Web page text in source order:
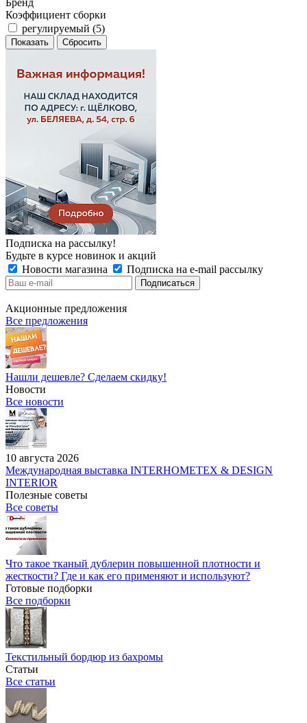
Бренд
Коэффициент сборки
регулируемый (5)
Сбросить
Подписка на рассылку!
Будьте в курсе новинок и акций
Новости магазина
Подписка на e-mail рассылку
Акционные предложения
Все предложения
Нашли дешевле? Сделаем скидку!
Новости
Все новости
10 августа 2026
Международная выставка INTERHOMETEX & DESIGN
INTERIOR
Полезные советы
Все советы
Что такое тканый дублерин повышенной плотности и
жесткости? Где и как его применяют и используют?
Готовые подборки
Все подборки
Текстильный бордюр из бахромы
Статьи
Все статьи